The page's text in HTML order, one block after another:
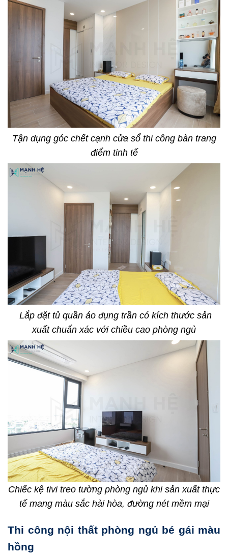
Tận dụng góc chết cạnh cửa sổ thi công bàn trang
điểm tinh tế
Lắp đặt tủ quần áo đụng trần có kích thước sản
xuất chuẩn xác với chiều cao phòng ngủ
Chiếc kệ tivi treo tường phòng ngủ khi sản xuất thực
tế mang màu sắc hài hòa, đường nét mềm mại
Thi công nội thất phòng ngủ bé gái màu
hồng